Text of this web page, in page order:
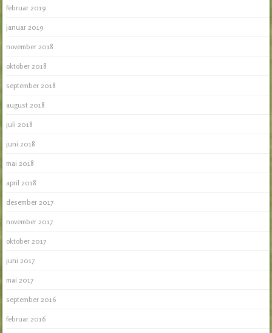
februar 2019
januar 2019
november 2018
oktober 2018
september 2018
august 2018
juli 2018
juni 2018
mai 2018
april 2018
desember 2017
november 2017
oktober 2017
juni 2017
mai 2017
september 2016
februar 2016